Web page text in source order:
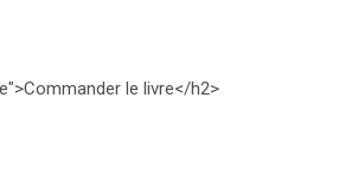
le livre</h2>